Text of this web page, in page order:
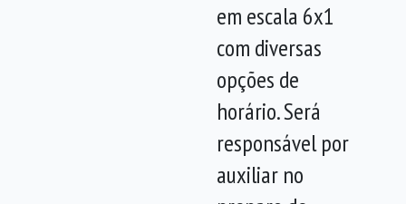
em escala 6x1
com diversas
opções de
horário. Será
responsável por
auxiliar no